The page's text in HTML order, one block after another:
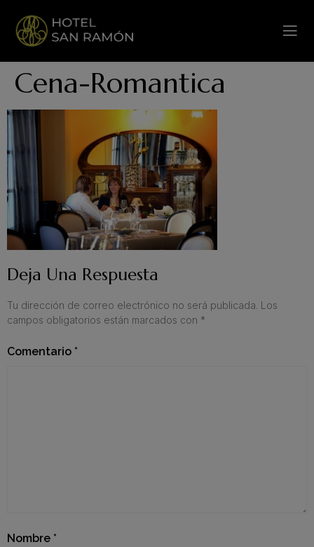
Cena-Romantica
Deja Una Respuesta
Tu dirección de correo electrónico no será publicada. Los
campos obligatorios están marcados con *
Comentario *
Nombre *